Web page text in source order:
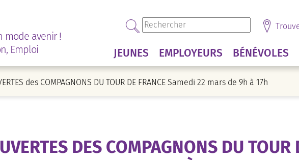
mode avenir !
Emploi
JEUNES EMPLOYEURS BÉNÉVOLES
des COMPAGNONS DU TOUR DE FRANCE Samedi 22 mars de 9h à 17h
DES COMPAGNONS DU TOUR